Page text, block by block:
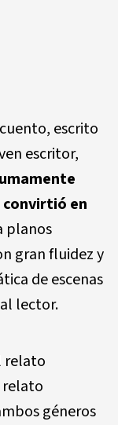
escrito
escritor,
convirtió en
planos
gran fluidez y
de escenas
lector.
relato
relato
géneros